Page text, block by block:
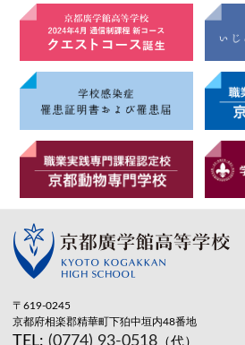
〒619-0245
京都府相楽郡精華町下狛中垣内48番地
TEL: (0774) 93-0518 （代）